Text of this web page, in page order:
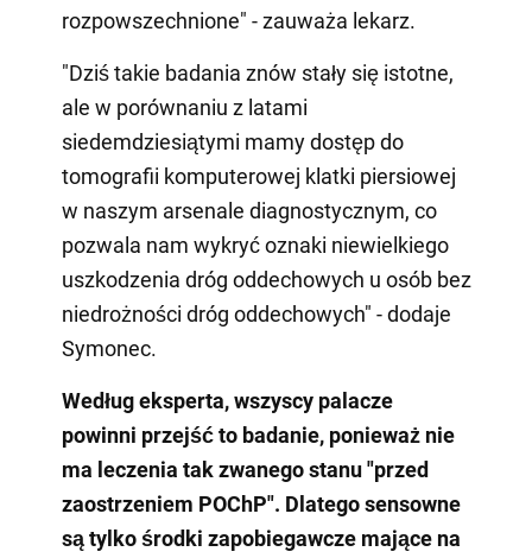
rozpowszechnione" - zauważa lekarz.
"Dziś takie badania znów stały się istotne,
ale w porównaniu z latami
siedemdziesiątymi mamy dostęp do
tomografii komputerowej klatki piersiowej
w naszym arsenale diagnostycznym, co
pozwala nam wykryć oznaki niewielkiego
uszkodzenia dróg oddechowych u osób bez
niedrożności dróg oddechowych" - dodaje
Symonec.
Według eksperta, wszyscy palacze
powinni przejść to badanie, ponieważ nie
ma leczenia tak zwanego stanu "przed
zaostrzeniem POChP". Dlatego sensowne
są tylko środki zapobiegawcze mające na